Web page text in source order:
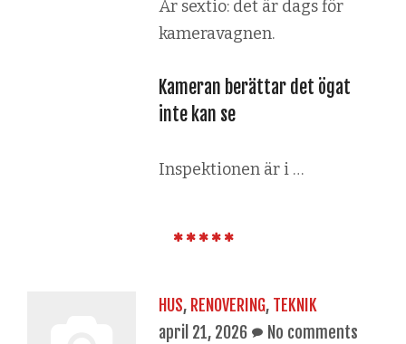
År sextio: det är dags för
kameravagnen.
Kameran berättar det ögat
inte kan se
Inspektionen är i …
HUS, RENOVERING, TEKNIK
april 21, 2026
No comments